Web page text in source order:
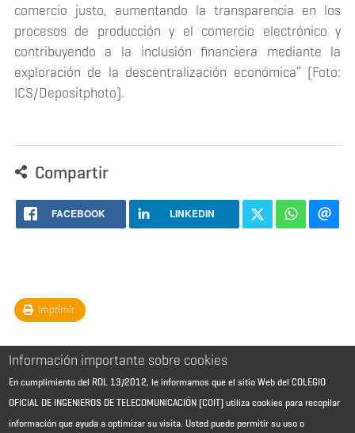
comercio justo, aumentando la transparencia en los
procesos de producción y el comercio electrónico y
contribuyendo a la inclusión financiera mediante la
exploración de la descentralización económica” (Foto:
ICS/Depositphoto).
Compartir
FACEBOOK LINKEDIN
Imprimir
Información importante sobre cookies
En cumplimiento del RDL 13/2012, le informamos que el sitio Web del COLEGIO
OFICIAL DE INGENIEROS DE TELECOMUNICACIÓN (COIT) utiliza cookies para recopilar
información que ayuda a optimizar su visita. Usted puede permitir su uso o